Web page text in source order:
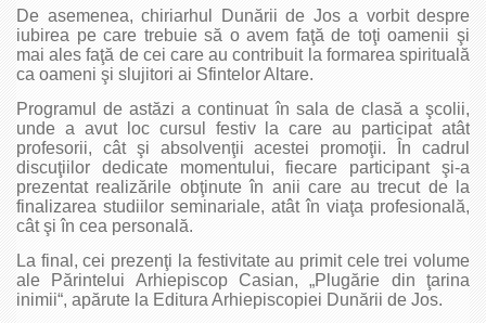
De asemenea, chiriarhul Dunării de Jos a vorbit despre
iubirea pe care trebuie să o avem faţă de toţi oamenii şi
mai ales faţă de cei care au contribuit la formarea spirituală
ca oameni şi slujitori ai Sfintelor Altare.
Programul de astăzi a continuat în sala de clasă a şcolii,
unde a avut loc cursul festiv la care au participat atât
profesorii, cât şi absolvenţii acestei promoţii. În cadrul
discuţiilor dedicate momentului, fiecare participant şi-a
prezentat realizările obţinute în anii care au trecut de la
finalizarea studiilor seminariale, atât în viaţa profesională,
cât şi în cea personală.
La final, cei prezenţi la festivitate au primit cele trei volume
ale Părintelui Arhiepiscop Casian, „Plugărie din ţarina
inimii“, apărute la Editura Arhiepiscopiei Dunării de Jos.